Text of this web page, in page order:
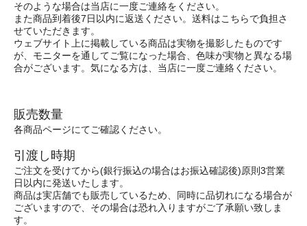
そのような場合は当店に一度ご連絡をください。
また商品到着後7日以内に返送ください。送料はこちらで負担さ
せていただきます。
ウェブサイト上に掲載している商品は実物を撮影したものです
が、モニターを通してご覧になった場合、色味が実物と異なる場
合がございます。気になる方は、当店に一度ご連絡ください。
販売数量
各商品ページにてご確認ください。
引渡し時期
ご注文を受けてから(銀行振込の場合はお振込確認後)原則3営業
日以内に発送いたします。
商品は実店舗でも販売しているため、同時に品切れになる場合が
ございますので、その場合は恐れ入りますがご了承願い致しま
す。